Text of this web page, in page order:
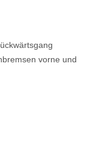
vorne und